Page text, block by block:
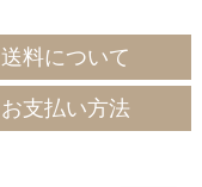
送料について
お支払い方法